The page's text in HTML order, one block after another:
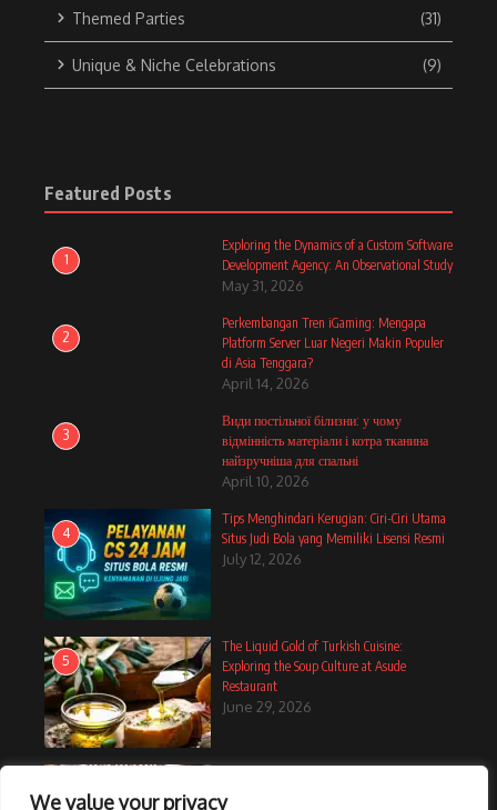
We value your privacy
Themed Parties (31)
Unique & Niche Celebrations (9)
Featured Posts
1
Exploring the Dynamics of a Custom Software
Development Agency: An Observational Study
May 31, 2026
2
Perkembangan Tren iGaming: Mengapa
Platform Server Luar Negeri Makin Populer
di Asia Tenggara?
April 14, 2026
3
Види постільної білизни: у чому
відмінність матеріали і котра тканина
найзручніша для спальні
April 10, 2026
4
Tips Menghindari Kerugian: Ciri-Ciri Utama
Situs Judi Bola yang Memiliki Lisensi Resmi
July 12, 2026
5
The Liquid Gold of Turkish Cuisine:
Exploring the Soup Culture at Asude
Restaurant
June 29, 2026